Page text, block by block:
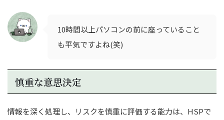
10時間以上パソコンの前に座っていること
も平気ですよね(笑)
慎重な意思決定
情報を深く処理し、リスクを慎重に評価する能力は、HSPで